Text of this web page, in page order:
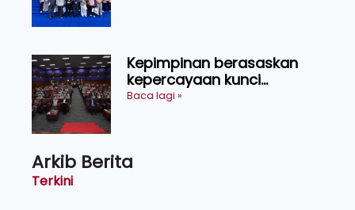
Kepimpinan berasaskan
kepercayaan kunci
kecemerlangan institusi -
Baca lagi »
Arkib Berita
Terkini